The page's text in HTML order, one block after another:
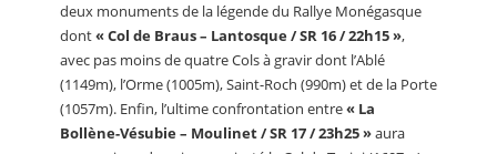
deux monuments de la légende du Rallye Monégasque
dont« Col de Braus – Lantosque / SR 16 / 22h15 »,
avec pas moins de quatre Cols à gravir dont l’Ablé
(1149m), l’Orme (1005m), Saint-Roch (990m) et de la Porte
(1057m). Enfin, l’ultime confrontation entre« La
Bollène-Vésubie – Moulinet / SR 17 / 23h25 »aura